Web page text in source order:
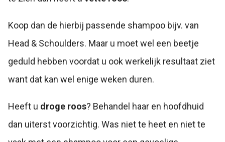
Koop dan de hierbij passende shampoo bijv. van
Head & Schoulders. Maar u moet wel een beetje
geduld hebben voordat u ook werkelijk resultaat ziet
want dat kan wel enige weken duren.
Heeft u droge roos? Behandel haar en hoofdhuid
dan uiterst voorzichtig. Was niet te heet en niet te